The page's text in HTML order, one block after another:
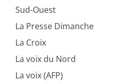
Sud-Ouest
La Presse Dimanche
La Croix
La voix du Nord
La voix (AFP)